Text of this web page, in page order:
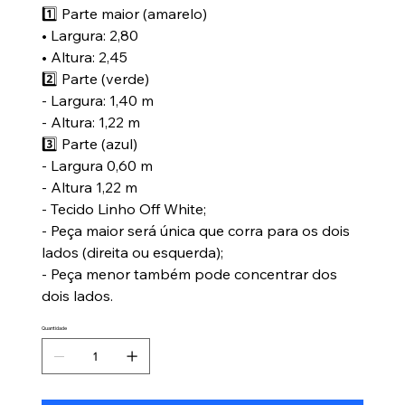
1️⃣ Parte maior (amarelo)
• Largura: 2,80
• Altura: 2,45
2️⃣ Parte (verde)
- Largura: 1,40 m
- ⁠Altura: 1,22 m
3️⃣ Parte (azul)
- Largura 0,60 m
- Altura 1,22 m
- Tecido Linho Off White;
- Peça maior será única que corra para os dois
lados (direita ou esquerda);
- ⁠Peça menor também pode concentrar dos
dois lados.
Quantidade